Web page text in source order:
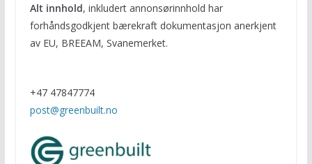
Alt innhold, inkludert annonsørinnhold har
forhåndsgodkjent bærekraft dokumentasjon anerkjent
av EU, BREEAM, Svanemerket.
+47 47847774
post@greenbuilt.no